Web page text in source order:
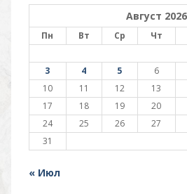
Август 2026
Пн Вт Ср Чт
3
4 5 6
10
11 12 13
17
18 19 20
24
25 26 27
31
« Июл